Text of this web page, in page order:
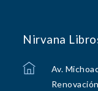
Nirvana
Av.